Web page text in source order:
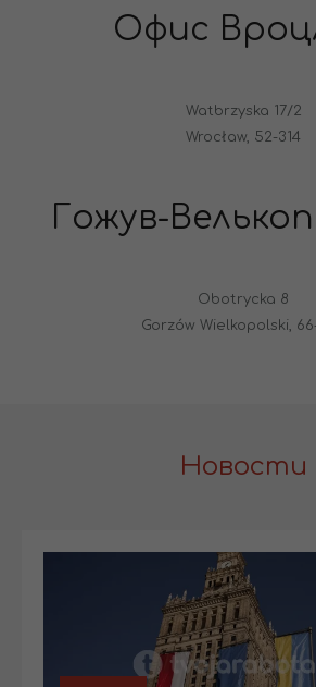
Офис
Watbrzyska 17/2
Wrocław, 52-314
Гожув-
Obotrycka 8
Gorzów Wielkopolski,
Новости